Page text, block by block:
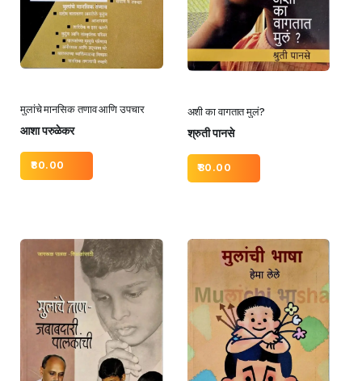
मुलांचे मानसिक तणाव आणि उपचार
आशा परुळेकर
80.00
अशी का वागतात मुलं?
श्रुती पानसे
80.00